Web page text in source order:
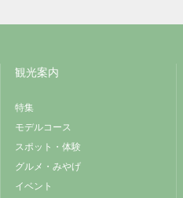
観光案内
特集
モデルコース
スポット・体験
グルメ・みやげ
イベント